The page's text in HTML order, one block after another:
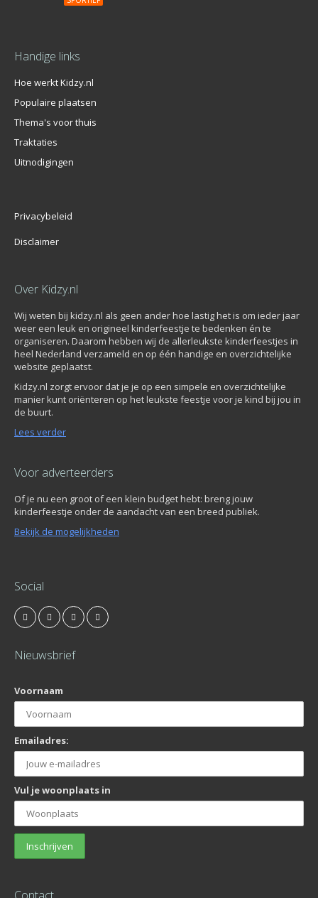
Handige links
Hoe werkt Kidzy.nl
Populaire plaatsen
Thema's voor thuis
Traktaties
Uitnodigingen
Privacybeleid
Disclaimer
Over Kidzy.nl
Wij weten bij kidzy.nl als geen ander hoe lastig het is om ieder jaar
weer een leuk en origineel kinderfeestje te bedenken én te
organiseren. Daarom hebben wij de allerleukste kinderfeestjes in
heel Nederland verzameld en op één handige en overzichtelijke
website geplaatst.
Kidzy.nl zorgt ervoor dat je je op een simpele en overzichtelijke
manier kunt oriënteren op het leukste feestje voor je kind bij jou in
de buurt.
Lees verder
Voor adverteerders
Of je nu een groot of een klein budget hebt: breng jouw
kinderfeestje onder de aandacht van een breed publiek.
Bekijk de mogelijkheden
Social
Nieuwsbrief
Voornaam
Emailadres:
Vul je woonplaats in